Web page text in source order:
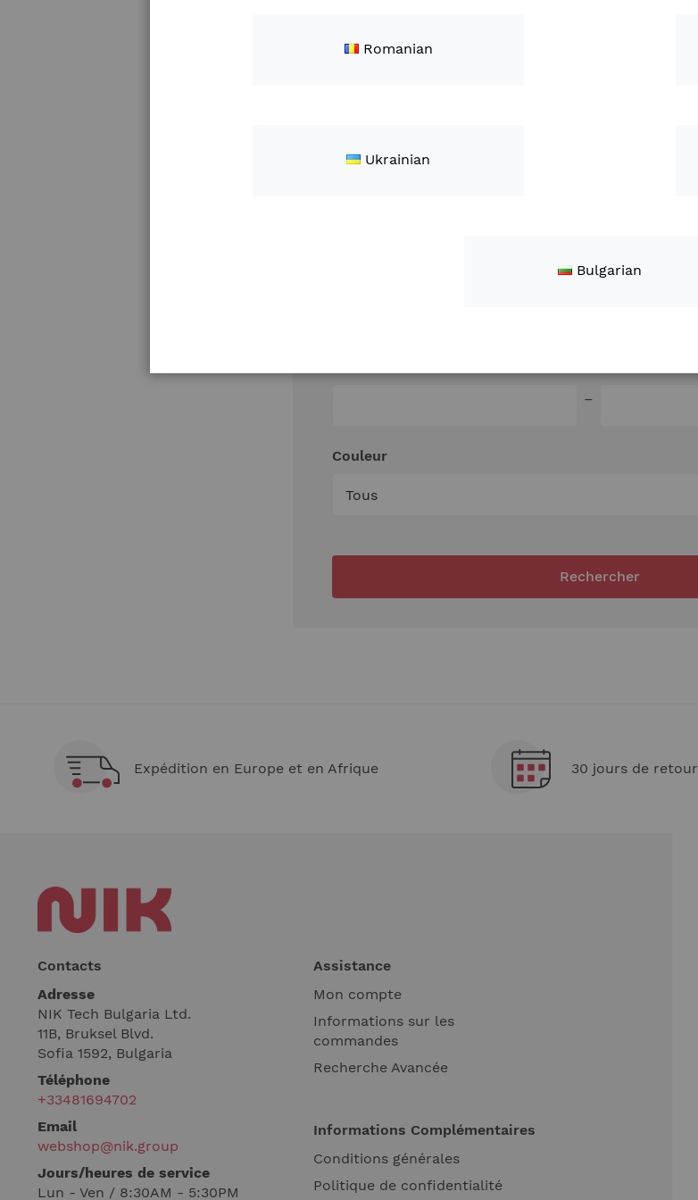
Couleur
Rechercher
Expédition en Europe et en Afrique 30 jours de retour
Contacts
Adresse
NIK Tech Bulgaria Ltd.
11B, Bruksel Blvd.
Sofia 1592, Bulgaria
Téléphone
+33481694702
Email
webshop@nik.group
Jours/heures de service
Lun - Ven / 8:30AM - 5:30PM
Assistance
Mon compte
Informations sur les
commandes
Recherche Avancée
Informations Complémentaires
Conditions générales
Politique de confidentialité
Romanian
Ukrainian
Bulgarian